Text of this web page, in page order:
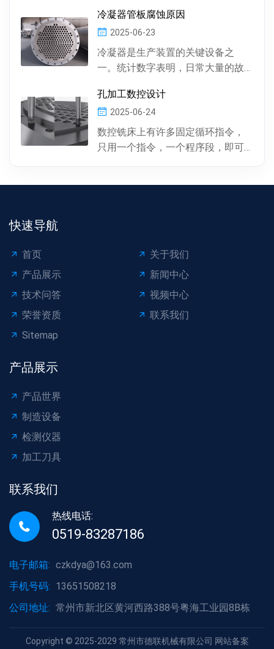
有圆柱形孔、...
冷凝器管板腐蚀原因
2025-06-23
冷凝器是生产装置的关键设备之
一。统计数字表明，日常大量的故
凝器管材的腐蚀损坏所...
孔加工数控设计
2025-06-24
数控铣床上有许多固定循环指令，
只用一个指令，一个程序段，即可
快速导航
首页
关于我们
产品展示
新闻中心
技术问答
视频中心
荣誉资质
联系我们
Sitemap
产品展示
产品世界
制造设备
检测仪器
加工刀具
联系我们
热线电话:
0519-83287186
电子邮箱: czkdya@163.com
手机号码: 13651508218
公司地址: 常州市新北区黄河西路388号粤海工业园8B栋
Copyright © 2025-2029 常州市德联机械有限公司 网站备案